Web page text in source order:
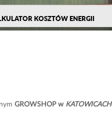
KOSZTÓW ENERGII
GROWSHOP w KATOWICACH